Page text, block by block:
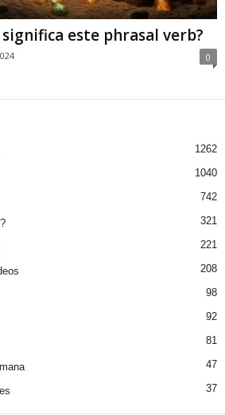
este phrasal verb?
0
1262
1040
742
321
221
208
98
92
81
47
37